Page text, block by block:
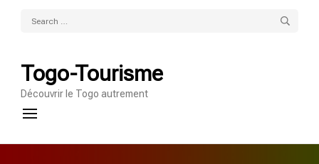
Search
Togo-Tourisme
Découvrir le Togo autrement